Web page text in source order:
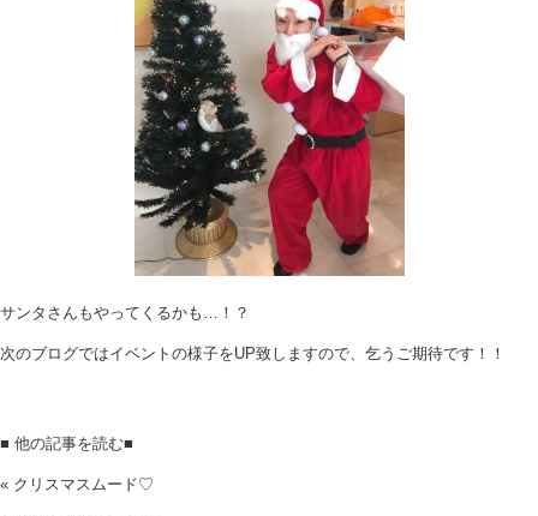
サンタさんもやってくるかも…！？
次のブログではイベントの様子をUP致しますので、乞うご期待です！！
■ 他の記事を読む■
« クリスマスムード♡